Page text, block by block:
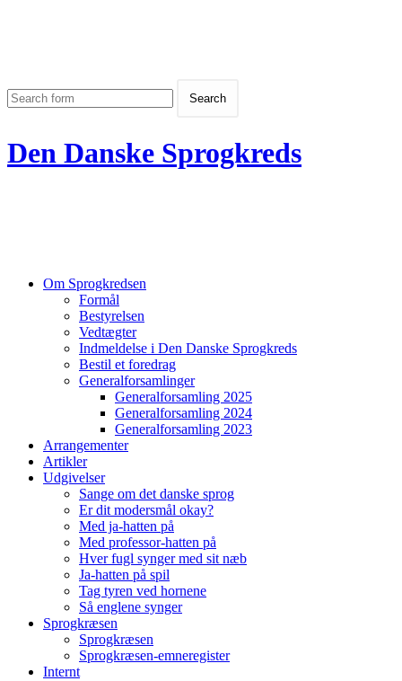
Den Danske Sprogkreds
Om Sprogkredsen
Formål
Bestyrelsen
Vedtægter
Indmeldelse i Den Danske Sprogkreds
Bestil et foredrag
Generalforsamlinger
Generalforsamling 2025
Generalforsamling 2024
Generalforsamling 2023
Arrangementer
Artikler
Udgivelser
Sange om det danske sprog
Er dit modersmål okay?
Med ja-hatten på
Med professor-hatten på
Hver fugl synger med sit næb
Ja-hatten på spil
Tag tyren ved hornene
Så englene synger
Sprogkræsen
Sprogkræsen
Sprogkræsen-emneregister
Internt